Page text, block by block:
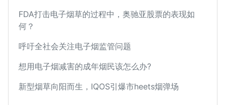
FDA打击电子烟草的过程中，奥驰亚股票的表现如
何？
呼吁全社会关注电子烟监管问题
想用电子烟减害的成年烟民该怎么办?
新型烟草向阳而生，IQOS引爆市heets烟弹场